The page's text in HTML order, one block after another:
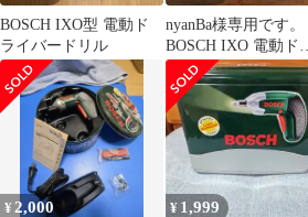
BOSCH IXO型 電動ド
ライバードリル
nyanBa様専用です。
BOSCH IXO 電動ドラ
イバー
¥ 2,000 ¥ 1,999